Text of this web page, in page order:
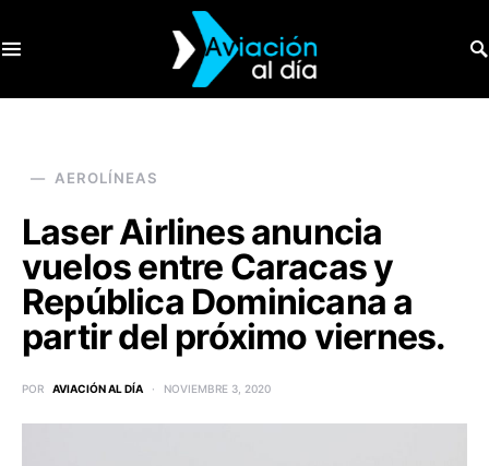
AEROLÍNEAS
Laser Airlines anuncia
vuelos entre Caracas y
República Dominicana a
partir del próximo viernes.
POR AVIACIÓN AL DÍA NOVIEMBRE 3, 2020